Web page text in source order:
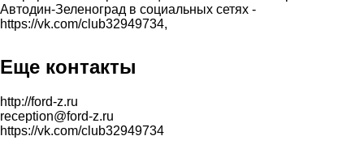
Автодин-Зеленоград в социальных сетях -
https://vk.com/club32949734,
Еще контакты
http://ford-z.ru
reception@ford-z.ru
https://vk.com/club32949734